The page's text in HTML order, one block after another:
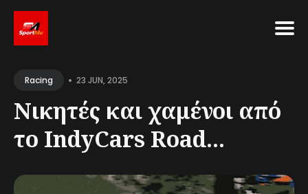
forRacing • 23 JUN, 2025
Νικητές και χαμένοι από
το IndyCars Road...